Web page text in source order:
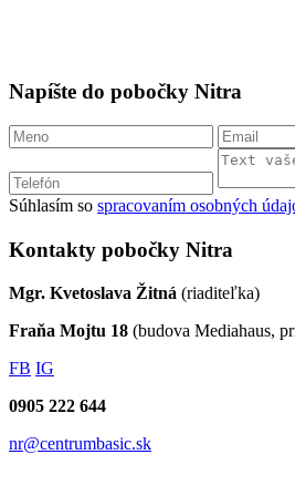
Napíšte do pobočky Nitra
Súhlasím so spracovaním osobných
Kontakty pobočky Nitra
Mgr. Kvetoslava Žitná (riaditeľka)
Fraňa Mojtu 18 (budova Mediahaus,
FB IG
0905 222 644
nr@centrumbasic.sk